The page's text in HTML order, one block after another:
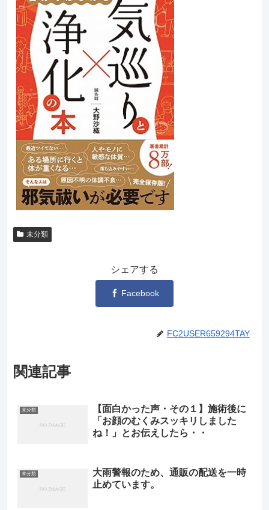
未分類
シェアする
Facebook
FC2USER659294TAY
関連記事
未分類
【面白かった声・その１】施術後に
「お顔のむくみスッキリしました
ね！」とお伝えしたら・・
未分類
大雨警報のため、通販の配送を一時
止めています。